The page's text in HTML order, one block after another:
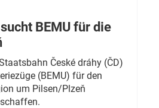
BEMU für die
České dráhy (ČD)
(BEMU) für den
um Pilsen/Plzeň